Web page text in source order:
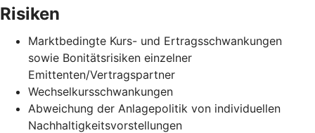
Risiken
Marktbedingte Kurs- und Ertragsschwankungen
sowie Bonitätsrisiken einzelner
Emittenten/Vertragspartner
Wechselkursschwankungen
Abweichung der Anlagepolitik von individuellen
Nachhaltigkeitsvorstellungen